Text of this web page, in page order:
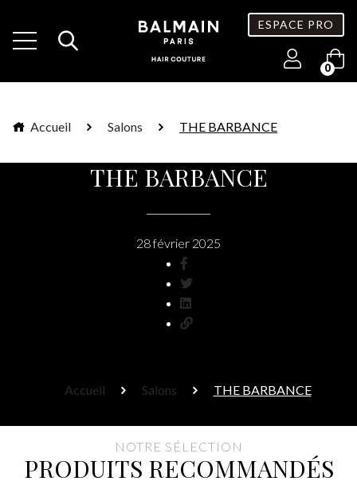
ESPACE PRO
0
Accueil Salons THE BARBANCE
THE BARBANCE
28 février 2025
Accueil Salons THE BARBANCE
NOTRE SÉLECTION
PRODUITS RECOMMANDÉS